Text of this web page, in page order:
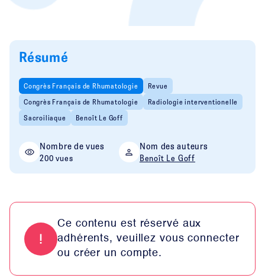
Résumé
Congrès Français de Rhumatologie
Revue
Congrès Français de Rhumatologie
Radiologie interventionelle
Sacroiliaque
Benoît Le Goff
Nombre de vues
200 vues
Nom des auteurs
Benoît Le Goff
Ce contenu est réservé aux
adhérents, veuillez vous connecter
ou créer un compte.